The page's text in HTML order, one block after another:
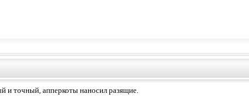
и точный, апперкоты наносил разящие.